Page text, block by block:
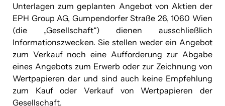
Unterlagen zum geplanten Angebot von Aktien der
EPH Group AG, Gumpendorfer Straße 26, 1060 Wien
(die „Gesellschaft“) dienen ausschließlich
Informationszwecken. Sie stellen weder ein Angebot
zum Verkauf noch eine Aufforderung zur Abgabe
eines Angebots zum Erwerb oder zur Zeichnung von
Wertpapieren dar und sind auch keine Empfehlung
zum Kauf oder Verkauf von Wertpapieren der
Gesellschaft.